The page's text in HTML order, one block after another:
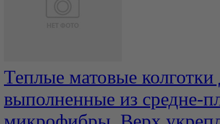
Теплые матовые
выполненные из средне-